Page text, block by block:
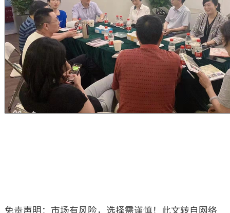
免责声明：市场有风险，选择需谨慎！此文转自网络